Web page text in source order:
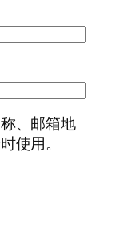
、邮箱地
使用。